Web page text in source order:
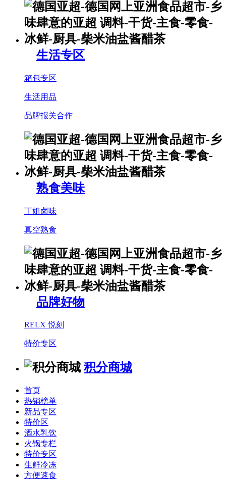
生活专区
箱包专区
生活用品
品牌报关合作
熟食美味
丁姐卤味
真空熟食
品牌好物
RELX 悦刻
特价专区
积分商城
首页
热销榜单
新品专区
特价区
酒水乳饮
火锅专栏
特价专区
生鲜冷冻
方便速食